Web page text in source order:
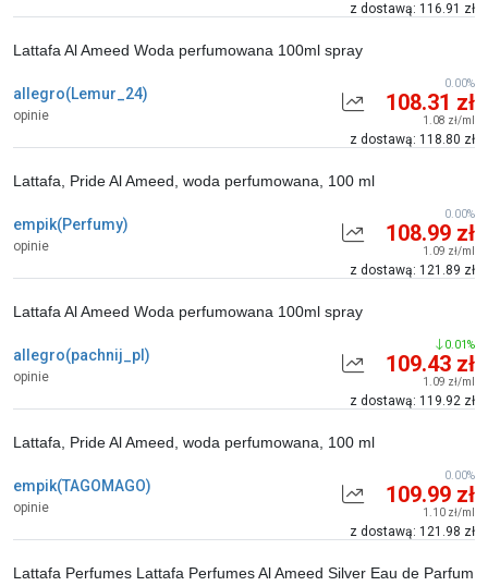
z dostawą: 116.91 zł
allegro(Lemur_24)
opinie
Lattafa Al Ameed Woda perfumowana 100ml spray
108.31 zł
1.08 zł/ml
z dostawą: 118.80 zł
0.00%
empik(Perfumy)
opinie
Lattafa, Pride Al Ameed, woda perfumowana, 100 ml
108.99 zł
1.09 zł/ml
z dostawą: 121.89 zł
0.00%
allegro(pachnij_pl)
opinie
Lattafa Al Ameed Woda perfumowana 100ml spray
109.43 zł
1.09 zł/ml
z dostawą: 119.92 zł
0.01%
empik(TAGOMAGO)
opinie
Lattafa, Pride Al Ameed, woda perfumowana, 100 ml
109.99 zł
1.10 zł/ml
z dostawą: 121.98 zł
0.00%
Lattafa Perfumes Lattafa Perfumes Al Ameed Silver Eau de Parfum